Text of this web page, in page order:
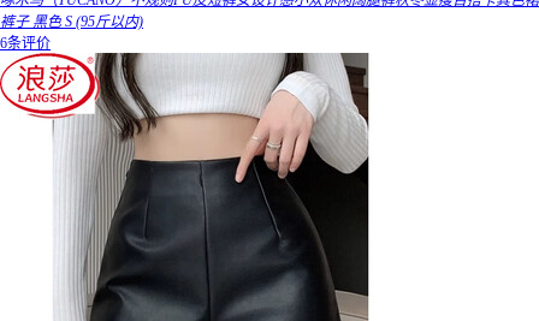
裤子 黑色 S (95斤以内)
6条评价